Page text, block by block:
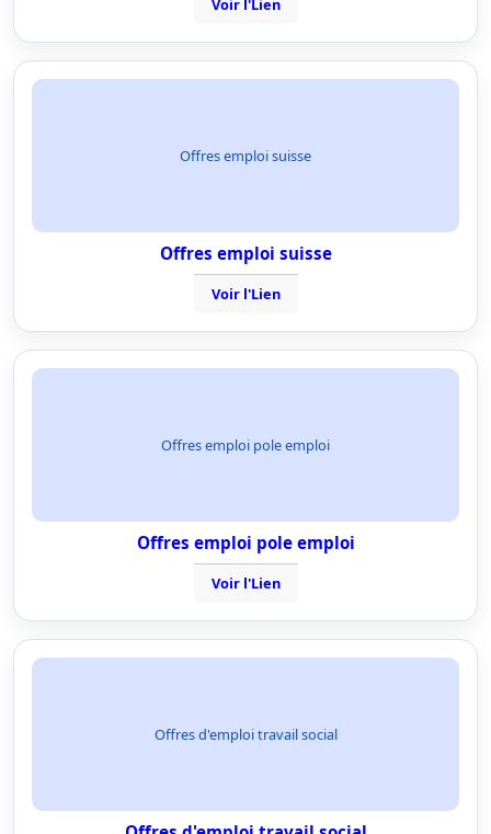
Voir l'Lien
Offres emploi suisse
Offres emploi suisse
Voir l'Lien
Offres emploi pole emploi
Offres emploi pole emploi
Voir l'Lien
Offres d'emploi travail social